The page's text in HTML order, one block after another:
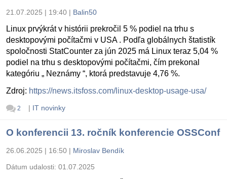
21.07.2025 | 19:40 | Balin50
Linux prvýkrát v histórii prekročil 5 % podiel na trhu s
desktopovými počítačmi v USA . Podľa globálnych štatistík
spoločnosti StatCounter za jún 2025 má Linux teraz 5,04 %
podiel na trhu s desktopovými počítačmi, čím prekonal
kategóriu „ Neznámy “, ktorá predstavuje 4,76 %.
Zdroj: https://news.itsfoss.com/linux-desktop-usage-usa/
2 | IT novinky
O konferencii 13. ročník konferencie OSSConf
26.06.2025 | 16:50 | Miroslav Bendík
Dátum udalosti: 01.07.2025